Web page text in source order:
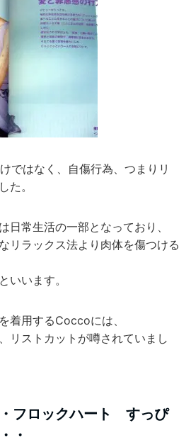
ではなく、自傷行為、つまりリ
た。
日常生活の一部となっており、
リラックス法より肉体を傷つける
いいます。
着用するCoccoには、
リストカットが噂されていまし
フロックハート すっぴ
・